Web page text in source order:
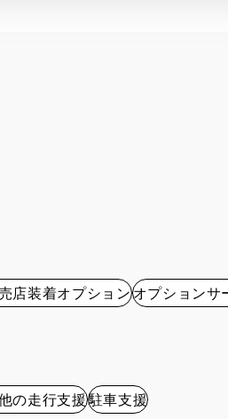
店装着オプションオプションサ
の走行支援駐車支援